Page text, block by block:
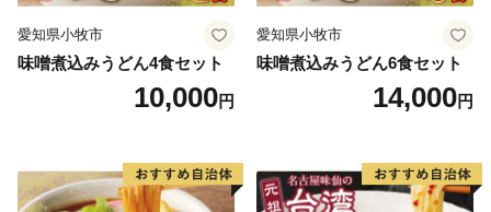
愛知県小牧市
味噌煮込みうどん4食セット
10,000円
愛知県小牧市
味噌煮込みうどん6食セット
14,000円